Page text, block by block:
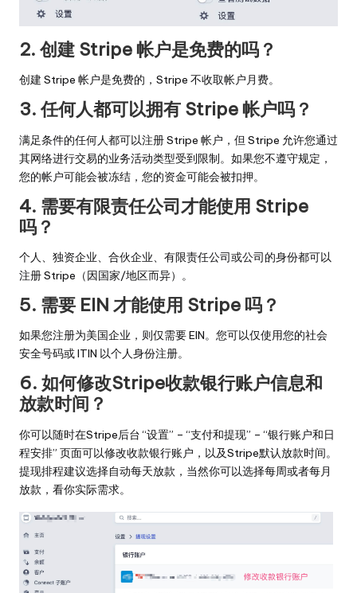
2. 创建 Stripe 帐户是免费的吗？
创建 Stripe 帐户是免费的，Stripe 不收取帐户月费。
3. 任何人都可以拥有 Stripe 帐户吗？
满足条件的任何人都可以注册 Stripe 帐户，但 Stripe 允许您通过
其网络进行交易的业务活动类型受到限制。如果您不遵守规定，
您的帐户可能会被冻结，您的资金可能会被扣押。
4. 需要有限责任公司才能使用 Stripe
吗？
个人、独资企业、合伙企业、有限责任公司或公司的身份都可以
注册 Stripe（因国家/地区而异）。
5. 需要 EIN 才能使用 Stripe 吗？
如果您注册为美国企业，则仅需要 EIN。您可以仅使用您的社会
安全号码或 ITIN 以个人身份注册。
6. 如何修改Stripe收款银行账户信息和
放款时间？
你可以随时在Stripe后台 “设置” – “支付和提现” – “银行账户和日
程安排” 页面可以修改收款银行账户，以及Stripe默认放款时间。
提现排程建议选择自动每天放款，当然你可以选择每周或者每月
放款，看你实际需求。